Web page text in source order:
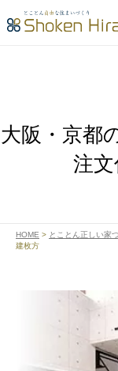
大阪・京都
注
HOME > とことん正しい家
建枚方